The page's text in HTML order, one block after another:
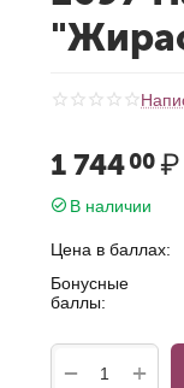
1 74400₽
В наличии
Цена в баллах:
Бонусные
баллы:
+
−